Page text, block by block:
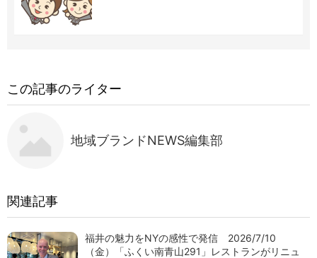
この記事のライター
地域ブランドNEWS編集部
関連記事
福井の魅力をNYの感性で発信 2026/7/10
（金）「ふくい南青山291」レストランがリニュ